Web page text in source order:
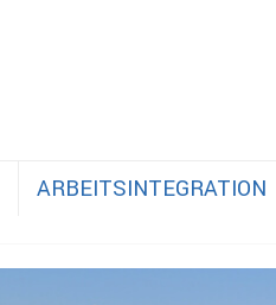
ARBEITSINTEGRATION